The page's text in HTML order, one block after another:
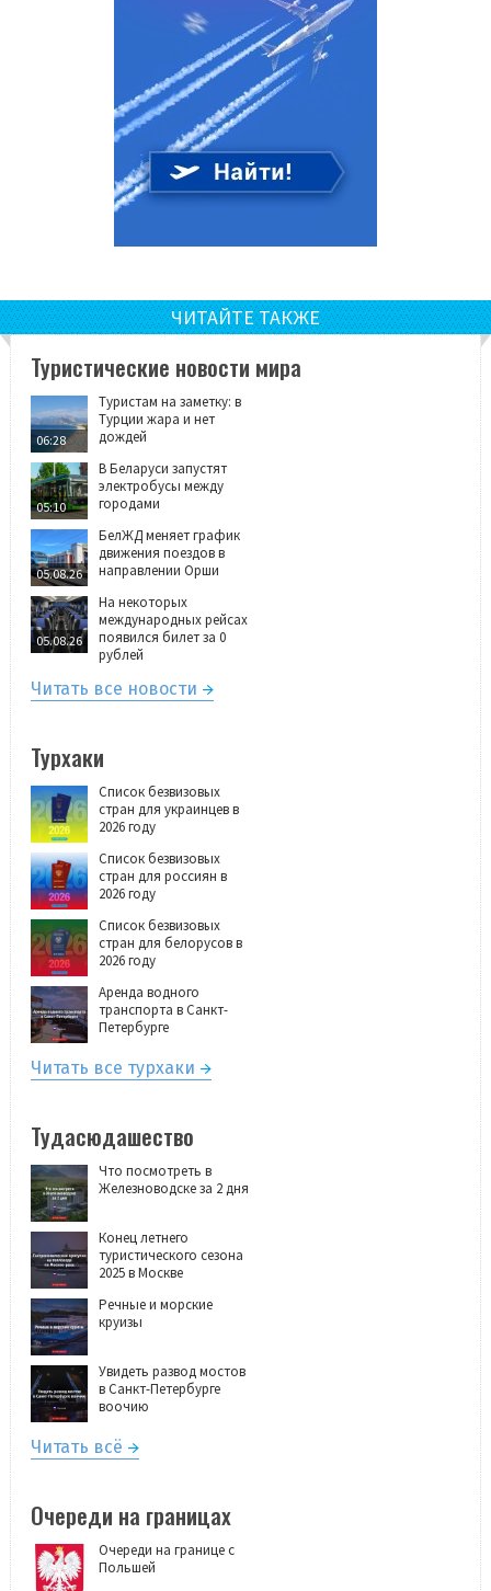
ЧИТАЙТЕ ТАКЖЕ
Туристические новости мира
06:28
Туристам на заметку: в
Турции жара и нет
дождей
05:10
В Беларуси запустят
электробусы между
городами
05.08.26
БелЖД меняет график
движения поездов в
направлении Орши
05.08.26
На некоторых
международных рейсах
появился билет за 0
рублей
Читать все новости
Турхаки
Список безвизовых
стран для украинцев в
2026 году
Список безвизовых
стран для россиян в
2026 году
Список безвизовых
стран для белорусов в
2026 году
Аренда водного
транспорта в Санкт-
Петербурге
Читать все турхаки
Тудасюдашество
Что посмотреть в
Железноводске за 2 дня
Конец летнего
туристического сезона
2025 в Москве
Речные и морские
круизы
Увидеть развод мостов
в Санкт-Петербурге
воочию
Читать всё
Очереди на границах
Очереди на границе с
Польшей